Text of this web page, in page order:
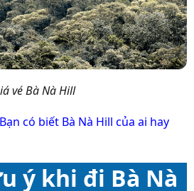
vé Bà Nà Hill
Bạn có biết Bà Nà Hill của ai hay
ý khi đi Bà Nà